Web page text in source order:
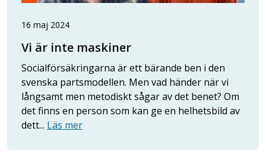
16 maj 2024
Vi är inte maskiner
Socialförsäkringarna är ett bärande ben i den
svenska partsmodellen. Men vad händer när vi
långsamt men metodiskt sågar av det benet? Om
det finns en person som kan ge en helhetsbild av
dett... Läs mer